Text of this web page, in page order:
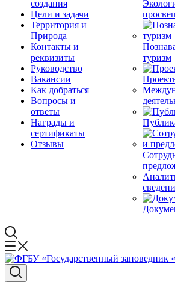
создания
Цели и задачи
Территория и
Природа
Контакты и
реквизиты
Руководство
Вакансии
Как добраться
Вопросы и
ответы
Награды и
сертификаты
Отзывы
туризм